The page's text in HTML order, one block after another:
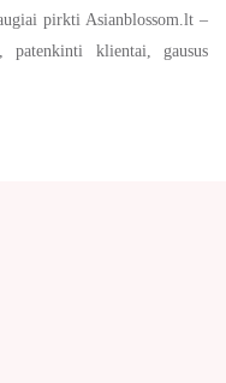
pirkti Asianblossom.lt –
klientai, gausus